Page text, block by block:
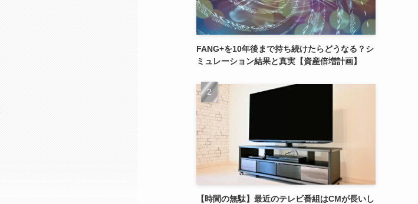
FANG+を10年後まで持ち続けたらどうなる？シ
ミュレーション結果と真実【資産倍増計画】
【時間の無駄】最近のテレビ番組はCMが長いし